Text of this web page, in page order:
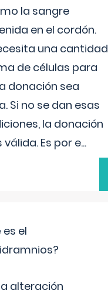
la sangre
en el cordón.
una cantidad
de células para
donación sea
Si no se dan esas
la donación
válida. Es por e...
es el
alteración